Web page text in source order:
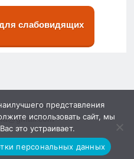
слабовидящих
им. Ю. Гагарина»
представления
использовать сайт, мы
это устраивает.
персональных данных